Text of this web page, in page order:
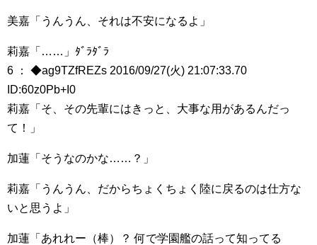
美嘉「うんうん、それは不安になるよ」
莉嘉「……」ﾀﾞﾗﾀﾞﾗ
6 ： ◆ag9TZfREZs 2016/09/27(火) 21:07:33.70
ID:60z0Pb+I0
莉嘉「そ、その先輩にはきっと、大事な用があるんだっ
て！」
加蓮「そうなのかな……？」
莉嘉「うんうん、だからちょくちょく陸に戻るのは仕方な
いと思うよ」
加蓮「あれれー（棒）？ 何で学園艦の話って知ってる